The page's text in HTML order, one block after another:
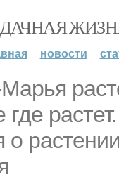
ДАЧНАЯ
новости
где
о